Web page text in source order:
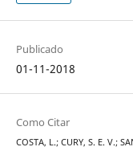
Publicado
01-11-2018
Como Citar
COSTA, L.; CURY, S. E. V.;